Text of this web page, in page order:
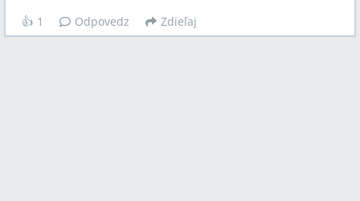
👍 1 Odpovedz Zdieľaj